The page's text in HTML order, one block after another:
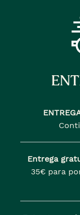
Entrega
35€ para